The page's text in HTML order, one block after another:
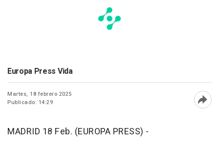
Europa Press Vida
Martes, 18 febrero 2025
Publicado: 14:29
MADRID 18 Feb. (EUROPA PRESS) -